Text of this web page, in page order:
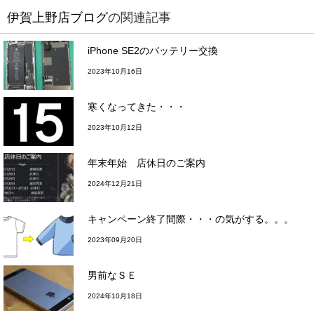
伊賀上野店ブログの関連記事
iPhone SE2のバッテリー交換
2023年10月16日
寒くなってきた・・・
2023年10月12日
年末年始 店休日のご案内
2024年12月21日
キャンペーン終了間際・・・の気がする。。。
2023年09月20日
男前なＳＥ
2024年10月18日